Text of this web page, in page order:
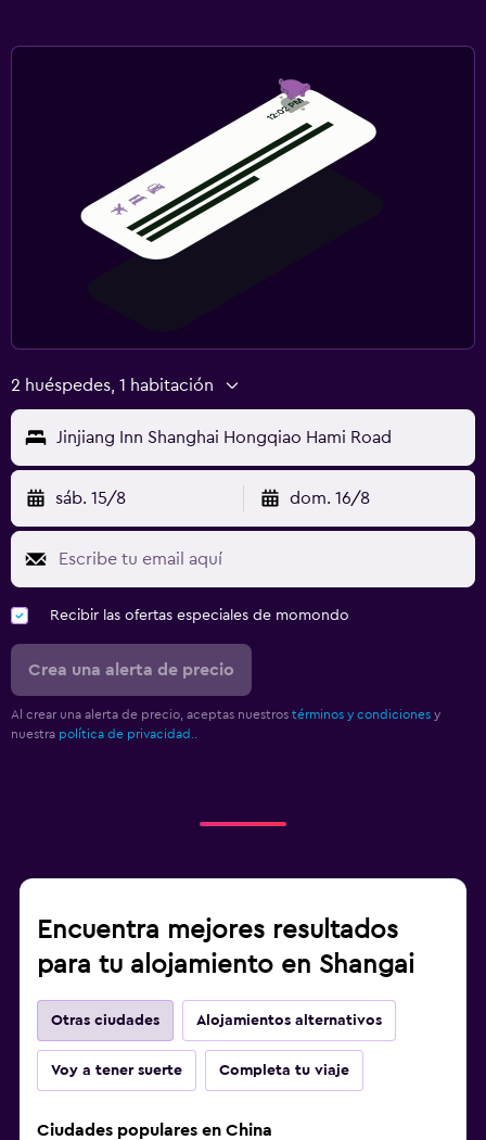
2 huéspedes, 1 habitación
Jinjiang Inn Shanghai Hongqiao Hami Road
sáb. 15/8 dom. 16/8
Recibir las ofertas especiales de momondo
Crea una alerta de precio
Al crear una alerta de precio, aceptas nuestros términos y condiciones y
nuestra política de privacidad.
Encuentra mejores resultados
para tu alojamiento en Shangai
Otras ciudades Alojamientos alternativos
Voy a tener suerte Completa tu viaje
Ciudades populares en China